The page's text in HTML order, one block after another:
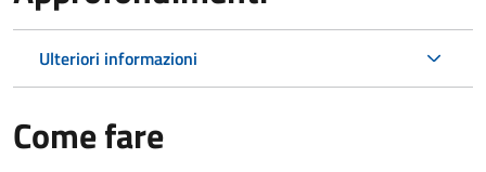
Ulteriori informazioni
Come fare